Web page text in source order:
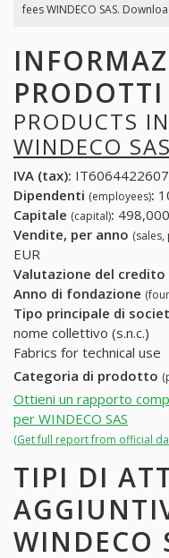
fees WINDECO SAS.
PRODOTTI
PRODUCTS
WINDECO SAS
IVA (tax):
Dipendenti (employees):
Capitale (capital):
Vendite, per anno (sales,
EUR
Valutazione del credito
Anno di fondazione
Tipo principale di
nome collettivo (s.n.c.)
Fabrics for technical use
Categoria di prodotto
Ottieni un rapporto
per WINDECO SAS
(Get full report from official
TIPI DI
WINDECO